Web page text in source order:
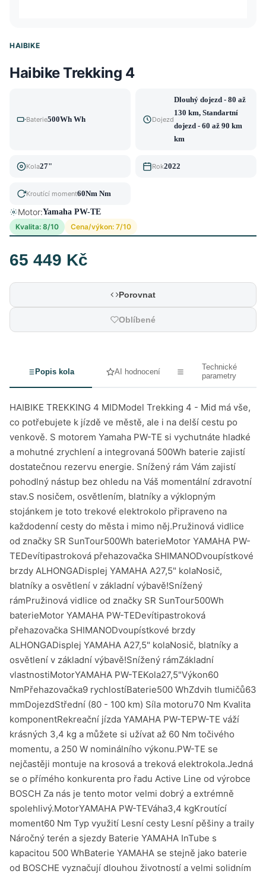
HAIBIKE
Haibike Trekking 4
Baterie500Wh Wh Dojezd
Dlouhý dojezd - 80 až
130 km, Standartní
dojezd - 60 až 90 km
km
Kola27" Rok2022
Kroutící moment60Nm Nm
Motor:Yamaha PW-TE
Kvalita: 8/10
Cena/výkon: 7/10
65 449 Kč
Porovnat
Oblíbené
Popis kola AI hodnocení
Technické
parametry
HAIBIKE TREKKING 4 MIDModel Trekking 4 - Mid má vše,
co potřebujete k jízdě ve městě, ale i na delší cestu po
venkově. S motorem Yamaha PW-TE si vychutnáte hladké
a mohutné zrychlení a integrovaná 500Wh baterie zajistí
dostatečnou rezervu energie. Snížený rám Vám zajistí
pohodlný nástup bez ohledu na Váš momentální zdravotní
stav.S nosičem, osvětlením, blatníky a výklopným
stojánkem je toto trekové elektrokolo připraveno na
každodenní cesty do města i mimo něj.Pružinová vidlice
od značky SR SunTour500Wh baterieMotor YAMAHA PW-
TEDevítipastroková přehazovačka SHIMANODvoupístkové
brzdy ALHONGADisplej YAMAHA A27,5" kolaNosič,
blatníky a osvětlení v základní výbavě!Snížený
rámPružinová vidlice od značky SR SunTour500Wh
baterieMotor YAMAHA PW-TEDevítipastroková
přehazovačka SHIMANODvoupístkové brzdy
ALHONGADisplej YAMAHA A27,5" kolaNosič, blatníky a
osvětlení v základní výbavě!Snížený rámZákladní
vlastnostiMotorYAMAHA PW-TEKola27,5"Výkon60
NmPřehazovačka9 rychlostíBaterie500 WhZdvih tlumičů63
mmDojezdStřední (80 - 100 km) Síla motoru70 Nm Kvalita
komponentRekreační jízda YAMAHA PW-TEPW-TE váží
krásných 3,4 kg a můžete si užívat až 60 Nm točivého
momentu, a 250 W nominálního výkonu.PW-TE se
nejčastěji montuje na krosová a treková elektrokola.Jedná
se o přímého konkurenta pro řadu Active Line od výrobce
BOSCH Za nás je tento motor velmi dobrý a extrémně
spolehlivý.MotorYAMAHA PW-TEVáha3,4 kgKroutící
moment60 Nm Typ využití Lesní cesty Lesní pěšiny a traily
Náročný terén a sjezdy Baterie YAMAHA InTube s
kapacitou 500 WhBaterie YAMAHA se stejně jako baterie
od BOSCHE vyznačují dlouhou životností a velmi solidním